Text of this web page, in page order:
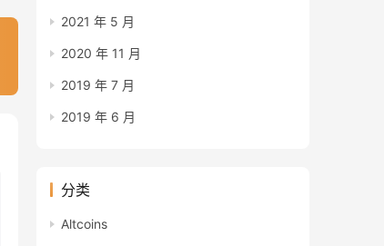
2021 年 5 月
2020 年 11 月
2019 年 7 月
2019 年 6 月
分类
Altcoins